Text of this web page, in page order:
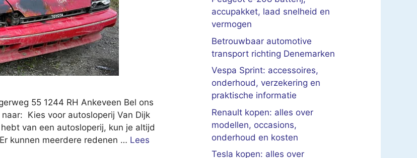
55 1244 RH Ankeveen Bel ons
Kies voor autosloperij Van Dijk
van een autosloperij, kun je altijd
kunnen meerdere redenen … Lees
accupakket, laad snelheid en
vermogen
Betrouwbaar automotive
transport richting Denemarken
Vespa Sprint: accessoires,
onderhoud, verzekering en
praktische informatie
Renault kopen: alles over
modellen, occasions,
onderhoud en kosten
Tesla kopen: alles over